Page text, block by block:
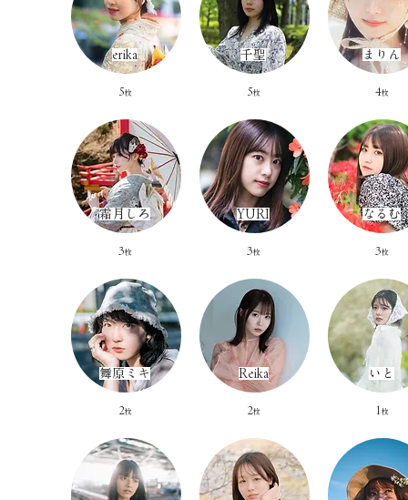
erika
​5枚​
​霜月しろ
​3枚
​舞原ミキ
2枚
​千聖
​5枚
YURI
​3枚
Reika
2枚
​まりん
​4枚
​なるむ
​3枚
​いと
1 枚